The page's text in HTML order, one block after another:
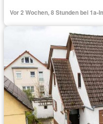
Vor 2 Wochen, 8 Stunden bei 1a-